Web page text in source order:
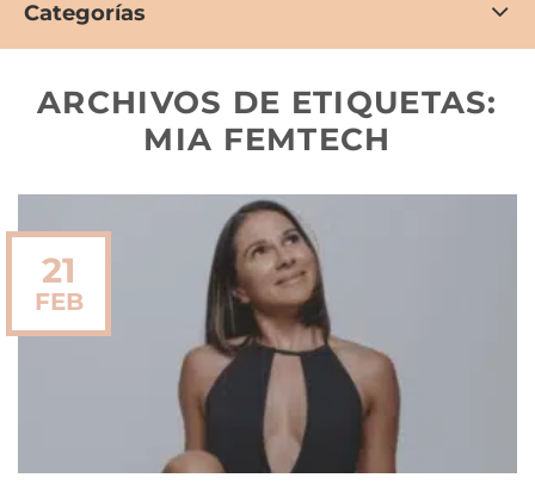
Categorías
ARCHIVOS DE ETIQUETAS:
MIA FEMTECH
21
FEB